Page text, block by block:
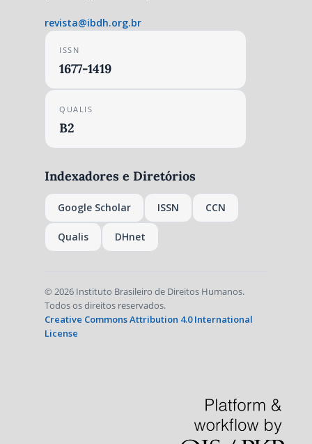
revista@ibdh.org.br
ISSN
1677-1419
QUALIS
B2
Indexadores e Diretórios
Google Scholar ISSN CCN
Qualis DHnet
© 2026 Instituto Brasileiro de Direitos Humanos.
Todos os direitos reservados.
Creative Commons Attribution 4.0 International
License